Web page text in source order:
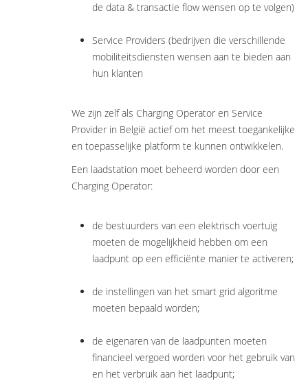
de data & transactie flow wensen op te volgen)
Service Providers (bedrijven die verschillende
mobiliteitsdiensten wensen aan te bieden aan
hun klanten
We zijn zelf als Charging Operator en Service
Provider in België actief om het meest toegankelijke
en toepasselijke platform te kunnen ontwikkelen.
Een laadstation moet beheerd worden door een
Charging Operator:
de bestuurders van een elektrisch voertuig
moeten de mogelijkheid hebben om een
laadpunt op een efficiënte manier te activeren;
de instellingen van het smart grid algoritme
moeten bepaald worden;
de eigenaren van de laadpunten moeten
financieel vergoed worden voor het gebruik van
en het verbruik aan het laadpunt;